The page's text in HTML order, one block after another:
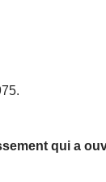
qui a